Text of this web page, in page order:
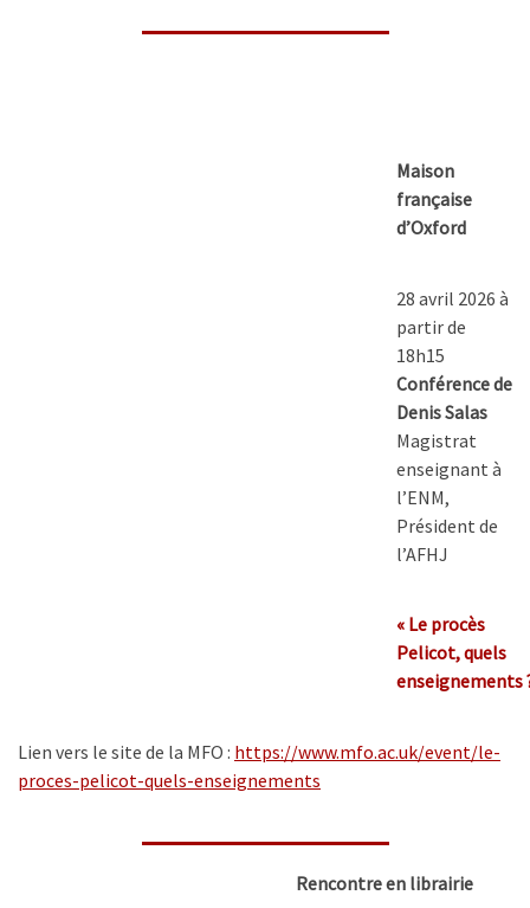
Maison
française
d’Oxford
28 avril 2026 à
partir de
18h15
Conférence de
Denis Salas
Magistrat
enseignant à
l’ENM,
Président de
l’AFHJ
« Le procès
Pelicot, quels
enseignements
Lien vers le site de la MFO : https://www.mfo.ac.uk/event/le-
proces-pelicot-quels-enseignements
Rencontre en librairie